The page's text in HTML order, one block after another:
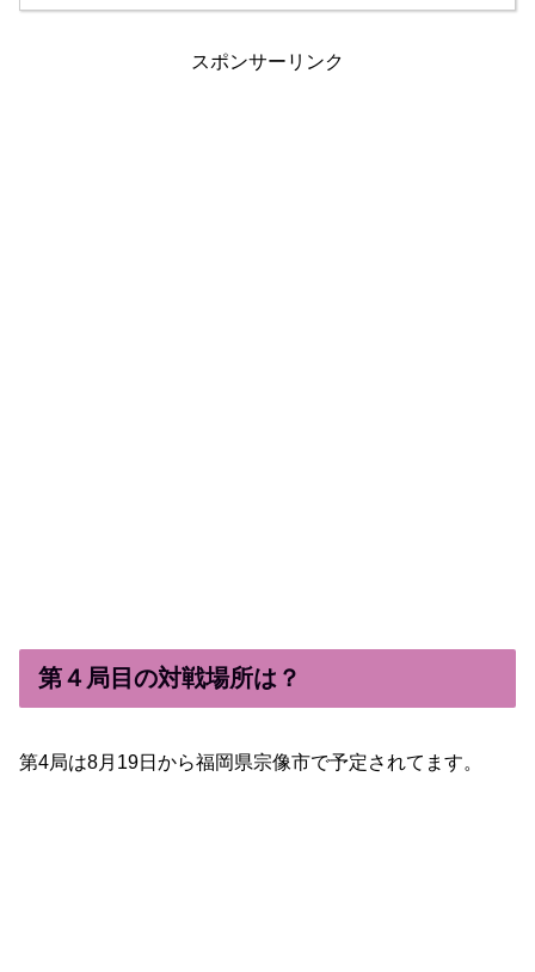
スポンサーリンク
第４局目の対戦場所は？
第4局は8月19日から福岡県宗像市で予定されてます。